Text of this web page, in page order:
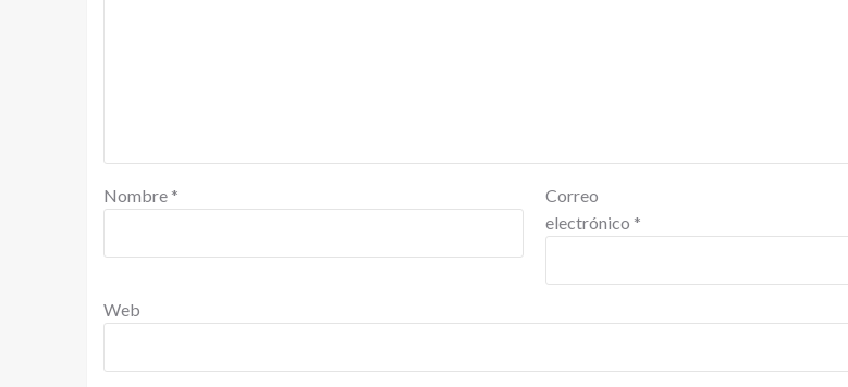
Nombre *
Correo
electrónico *
Web